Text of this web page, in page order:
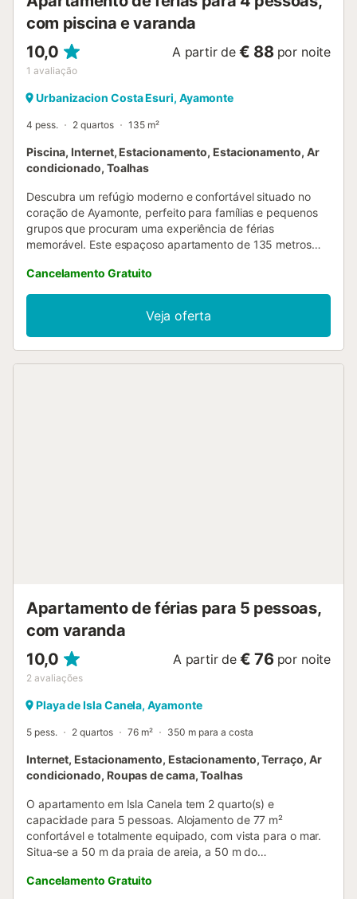
quinzena de junho e na segunda de setembro, só abre aos
sábados e domingos....
com piscina e varanda
10,0
1 avaliação
A partir de € 88 por noite
Urbanizacion Costa Esuri, Ayamonte
4 pess. 2 quartos 135 m²
Piscina, Internet, Estacionamento, Estacionamento, Ar
condicionado, Toalhas
Descubra um refúgio moderno e confortável situado no
coração de Ayamonte, perfeito para famílias e pequenos
grupos que procuram uma experiência de férias
memorável. Este espaçoso apartamento de 135 metros
equipado para garantir uma estadia relaxante. A
propriedade dispõe de dois quartos com arranjos de sono
versáteis – uma cama king-size e duas camas individuais –
acomodando confortavelmente até 4 hóspedes. Apreciará
as comodidades pensadas, incluindo duas casas de banho
Cancelamento Gratuito
Veja oferta
Apartamento de férias para 5 pessoas,
com varanda
10,0
2 avaliações
A partir de € 76 por noite
Playa de Isla Canela, Ayamonte
5 pess. 2 quartos 76 m² 350 m para a costa
Internet, Estacionamento, Estacionamento, Terraço, Ar
condicionado, Roupas de cama, Toalhas
O apartamento em Isla Canela tem 2 quarto(s) e
capacidade para 5 pessoas. Alojamento de 77 m²
confortável e totalmente equipado, com vista para o mar.
Situa-se a 50 m da praia de areia, a 50 m do
Golfe Isla Canela Old Course", a 6 km da cidade
Cancelamento Gratuito